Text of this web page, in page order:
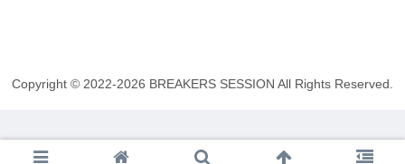
Copyright © 2022-2026 BREAKERS SESSION All Rights Reserved.